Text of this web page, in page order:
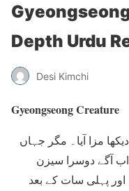
Depth Urdu
Desi Kimchi
Gyeongseong Creature
مزا آیا۔ مگر جہاں
آگے دوسرا سیزن
پہلی سات کے بعد